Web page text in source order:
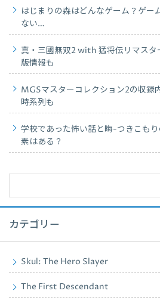
はじまりの森はどんなゲーム？ゲー
ない…
真・三國無双2 with 猛将伝リマスタ
版情報も
MGSマスターコレクション2の収録
時系列も
学校であった怖い話と晦-つきこも
素はある？
カテゴリー
Skul: The Hero Slayer
The First Descendant